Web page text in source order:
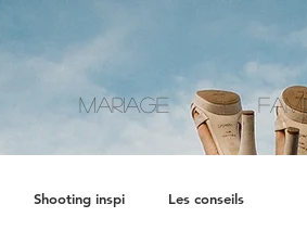
Shooting inspi Les conseils
Mariage